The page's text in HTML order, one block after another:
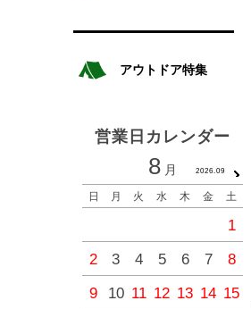
アウトドア特集
営業日カレンダー
8 月 2026.09
日 月 火 水 木 金 土
1
2
3 4 5 6 7
8
9
10 11 12 13 14 15